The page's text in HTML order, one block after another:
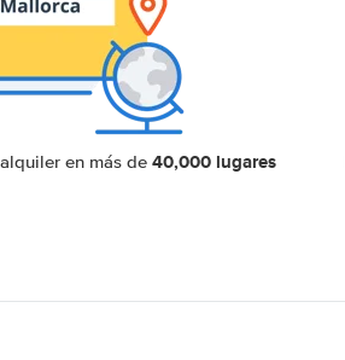
en más de 40,000 lugares